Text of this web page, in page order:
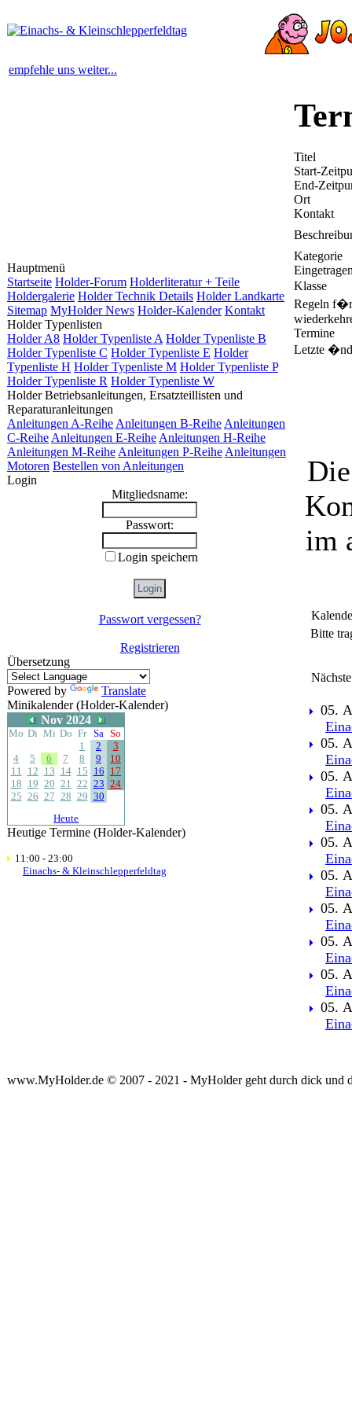
empfehle uns weiter...
Hauptmenü
Startseite Holder-Forum Holderliteratur + Teile
Holdergalerie Holder Technik Details Holder Landkarte
Sitemap MyHolder News Holder-Kalender Kontakt
Holder Typenlisten
Holder A8 Holder Typenliste A Holder Typenliste B
Holder Typenliste C Holder Typenliste E Holder
Typenliste H Holder Typenliste M Holder Typenliste P
Holder Typenliste R Holder Typenliste W
Holder Betriebsanleitungen, Ersatzteillisten und
Reparaturanleitungen
Anleitungen A-Reihe Anleitungen B-Reihe Anleitungen
C-Reihe Anleitungen E-Reihe Anleitungen H-Reihe
Anleitungen M-Reihe Anleitungen P-Reihe Anleitungen
Motoren Bestellen von Anleitungen
Login
Mitgliedsname:
Passwort:
Login speichern
Passwort vergessen?
Registrieren
Übersetzung
Powered by
Translate
Minikalender (Holder-Kalender)
Nov 2024
Mo Di Mi Do Fr Sa So
1
2
3
4
5 6 7 8 9
10
11 12 13 14 15 16 17
18 19 20 21 22 23 24
25 26 27 28 29 30
Heute
Heutige Termine (Holder-Kalender)
11:00 - 23:00
Einachs- & Kleinschlepperfeldtag
Titel
Start-
End-
Ort
Kontakt
Kategorie
Klasse
Regeln f�r
Termine
Letzte
im
Bitte
05.
05.
05.
05.
05.
05.
05.
05.
05.
05.
www.MyHolder.de © 2007 - 2021 - MyHolder geht durch dick und